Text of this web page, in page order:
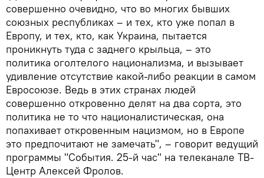
совершенно очевидно, что во многих бывших
союзных республиках – и тех, кто уже попал в
Европу, и тех, кто, как Украина, пытается
проникнуть туда с заднего крыльца, – это
политика оголтелого национализма, и вызывает
удивление отсутствие какой-либо реакции в самом
Евросоюзе. Ведь в этих странах людей
совершенно откровенно делят на два сорта, это
политика не то что националистическая, она
попахивает откровенным нацизмом, но в Европе
это предпочитают не замечать", – говорит ведущий
программы "События. 25-й час" на телеканале ТВ-
Центр Алексей Фролов.